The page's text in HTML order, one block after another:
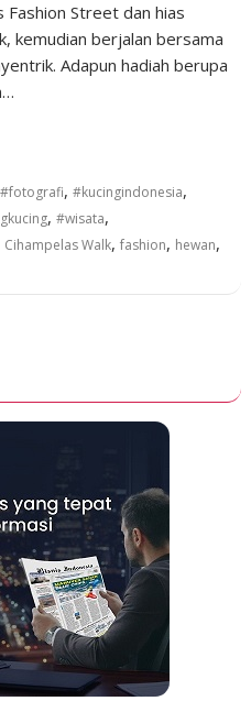
Fashion Street dan hias
kemudian berjalan bersama
Adapun hadiah berupa
#fotografi,#kucingindonesia,
,#wisata,
Cihampelas Walk,fashion, hewan,